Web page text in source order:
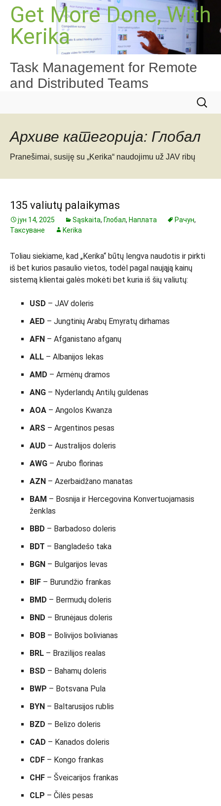
Скочи
садржај
Get More Done, With
Kerika
Task Management for Remote
and Distributed Teams
за:
Архиве категорија: Глобал
Pranešimai, susiję su „Kerika“ naudojimu už JAV ribų
135 valiutų palaikymas
јун 14, 2025 Sąskaita, Глобал, Наплата Рачун,
Таксуване
Kerika
Toliau siekiame, kad „Kerika“ būtų lengva naudotis ir pirkti
iš bet kurios pasaulio vietos, todėl pagal naująją kainų
sistemą klientai galės mokėti bet kuria iš šių valiutų:
USD – JAV doleris
AED – Jungtinių Arabų Emyratų dirhamas
AFN – Afganistano afganų
ALL – Albanijos lekas
AMD – Armėnų dramos
ANG – Nyderlandų Antilų guldenas
AOA – Angolos Kwanza
ARS – Argentinos pesas
AUD – Australijos doleris
AWG – Arubo florinas
AZN – Azerbaidžano manatas
BAM – Bosnija ir Hercegovina Konvertuojamasis
ženklas
BBD – Barbadoso doleris
BDT – Bangladešo taka
BGN – Bulgarijos levas
BIF – Burundžio frankas
BMD – Bermudų doleris
BND – Brunėjaus doleris
BOB – Bolivijos bolivianas
BRL – Brazilijos realas
BSD – Bahamų doleris
BWP – Botsvana Pula
BYN – Baltarusijos rublis
BZD – Belizo doleris
CAD – Kanados doleris
CDF – Kongo frankas
CHF – Šveicarijos frankas
CLP – Čilės pesas